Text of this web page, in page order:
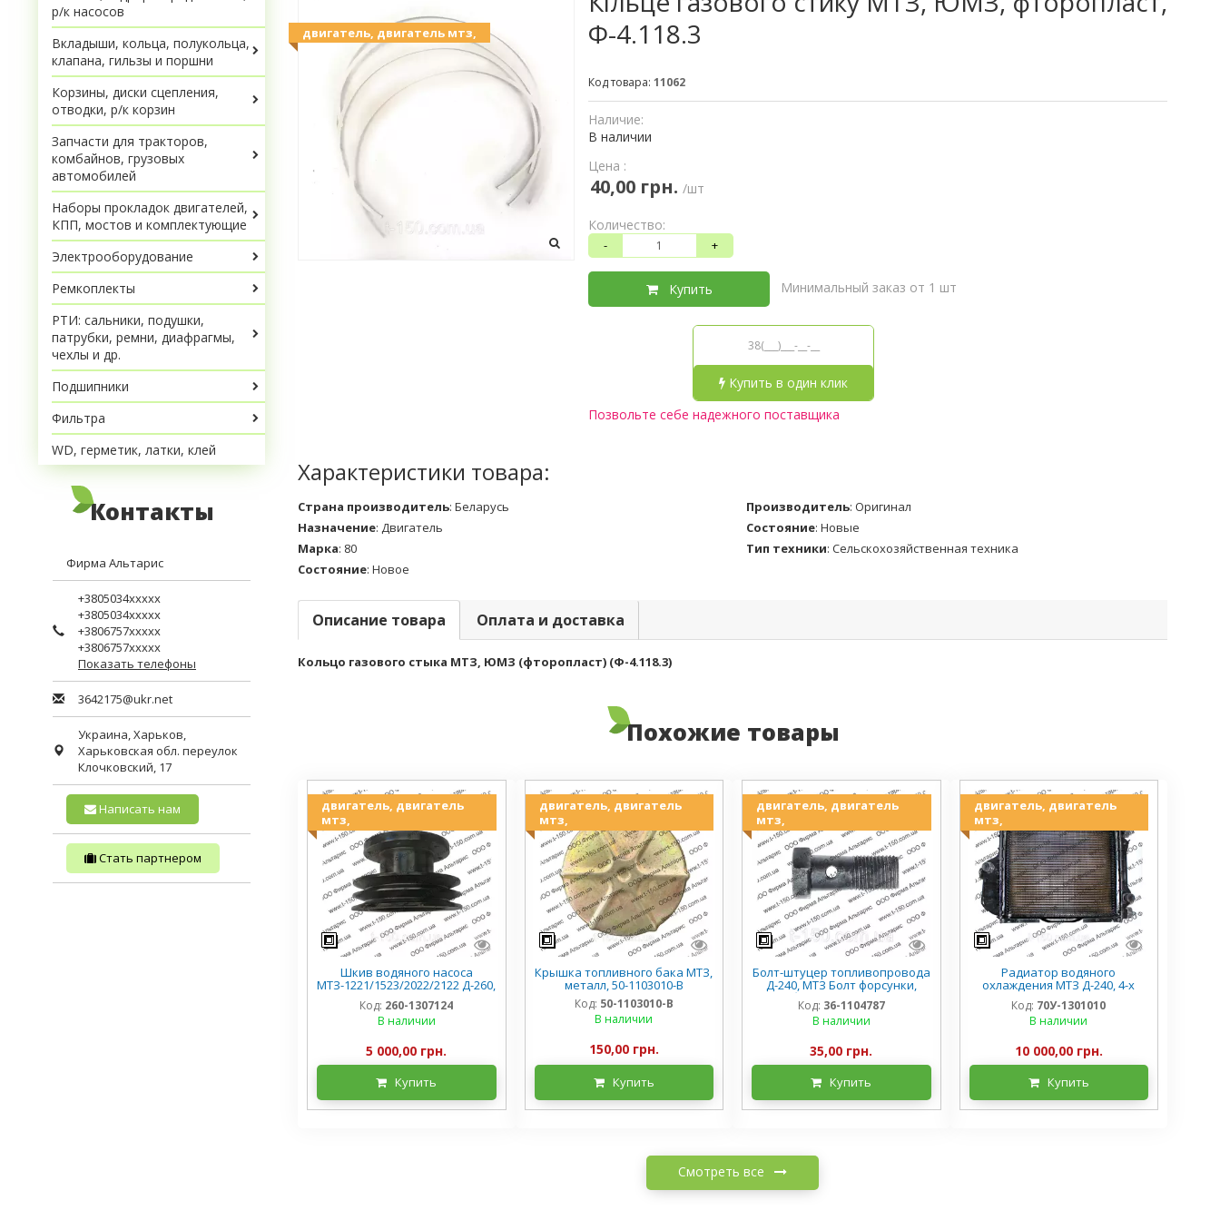
Ф-4.118.3
Код товара: 11062
двигатель, двигатель мтз,
Наличие:
В наличии
Цена :
40,00 грн. /шт
Количество:
- +
Купить Минимальный заказ от 1 шт
Купить в один клик
Позвольте себе надежного поставщика
Характеристики товара:
Страна производитель: Беларусь Производитель: Оригинал
Назначение: Двигатель Состояние: Новые
Марка: 80 Тип техники: Сельскохозяйственная техника
Состояние: Новое
Описание товара Оплата и доставка
Кольцо газового стыка МТЗ, ЮМЗ (фторопласт) (Ф-4.118.3)
Похожие товары
двигатель, двигатель
мтз,
Шкив водяного насоса
МТЗ-1221/1523/2022/2122 Д-260,
2-х руч, 260-1307124
Код: 260-1307124
В наличии
5 000,00 грн.
Купить
двигатель, двигатель
мтз,
Крышка топливного бака МТЗ,
металл, 50-1103010-В
Код: 50-1103010-В
В наличии
150,00 грн.
Купить
двигатель, двигатель
мтз,
Болт-штуцер топливопровода
Д-240, МТЗ Болт форсунки,
обратки, 36-1104787
Код: 36-1104787
В наличии
35,00 грн.
Купить
двигатель, двигатель
мтз,
Радиатор водяного
охлаждения МТЗ Д-240, 4-х
рядный, медная сердцевина,
метал. бачки, 70У-1301010,
Китай
Код: 70У-1301010
В наличии
10 000,00 грн.
Купить
Смотреть все
р/к насосов
Вкладыши, кольца, полукольца,
клапана, гильзы и поршни
Корзины, диски сцепления,
отводки, р/к корзин
Запчасти для тракторов,
комбайнов, грузовых
автомобилей
Наборы прокладок двигателей,
КПП, мостов и комплектующие
Электрооборудование
Ремкоплекты
РТИ: сальники, подушки,
патрубки, ремни, диафрагмы,
чехлы и др.
Подшипники
Фильтра
WD, герметик, латки, клей
Контакты
Фирма Альтарис
+3805034xxxxx
+3805034xxxxx
+3806757xxxxx
+3806757xxxxx
Показать телефоны
3642175@ukr.net
Украина,Харьков,
Харьковская обл. переулок
Клочковский, 17
Написать нам
Стать партнером